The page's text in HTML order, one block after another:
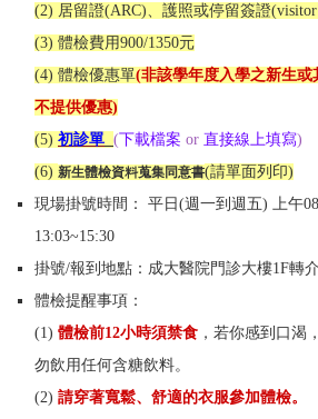
(2) 居留證(ARC)、 護照或停留簽證(visitor
(3) 體檢費用900/1350元
(4) 體檢優惠單(非該學年度入學之新生
不提供優惠)
(5) 初診單 (下載檔案 or 直接線上填寫)
(6) 新生體檢資料蒐集同意書(請單面列印)
現場掛號時間： 平日(週一到週五) 上午
13:03~15:30
掛號/報到地點：成大醫院門診大樓1F轉
體檢提醒事項：
(1) 體檢前12小時須禁食 ，若你感到口渴
勿飲用任何含糖飲料。
(2) 請穿著寬鬆、舒適的衣服參加體檢。